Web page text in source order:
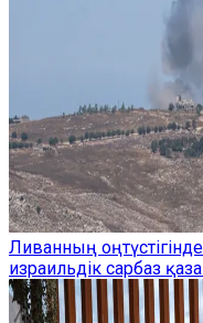
Ливанның
израильдік сарбаз